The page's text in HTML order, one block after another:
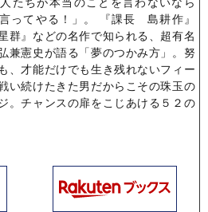
ってやる！」。 『課長 島耕作』
群』などの名作で知られる、超有名
兼憲史が語る「夢のつかみ方」。努
、才能だけでも生き残れないフィー
い続けたきた男だからこその珠玉の
。チャンスの扉をこじあける５２の